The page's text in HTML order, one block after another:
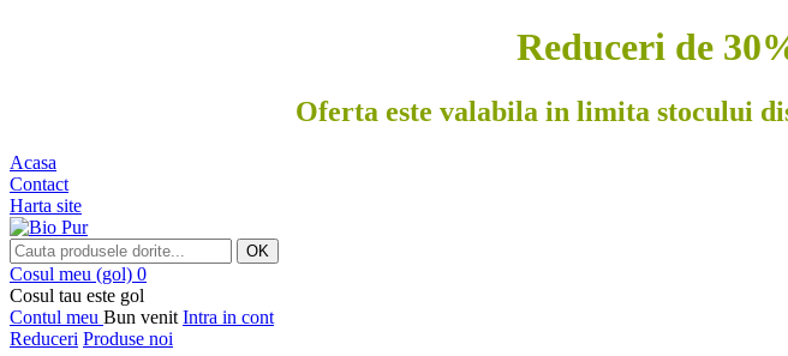
Reduceri de
Oferta este valabila in limita stocului
Acasa
Contact
Harta site
OK
Cosul meu (gol) 0
Cosul tau este gol
Contul meu Bun venit Intra in cont
Reduceri Produse noi